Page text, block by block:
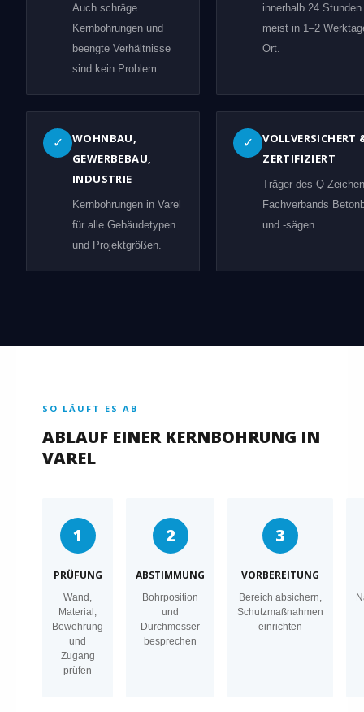
Auch schräge
Kernbohrungen und
beengte Verhältnisse
sind kein Problem.
innerhalb 24 Stunden
meist in 1–2
Ort.
✓
WOHNBAU,
GEWERBEBAU,
INDUSTRIE
Kernbohrungen in Varel
für alle Gebäudetypen
und Projektgrößen.
✓
VOLLVERSICHERT
ZERTIFIZIERT
Träger des Q-
Fachverbands
und -sägen.
SO LÄUFT ES AB
ABLAUF EINER KERNBOHRUNG IN
VAREL
1
PRÜFUNG
Wand,
Material,
Bewehrung
und
Zugang
prüfen
2
ABSTIMMUNG
Bohrposition
und
Durchmesser
besprechen
3
VORBEREITUNG
Bereich absichern,
Schutzmaßnahmen
einrichten